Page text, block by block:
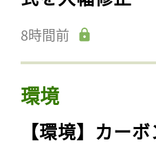
8時間前
環境
【環境】カー